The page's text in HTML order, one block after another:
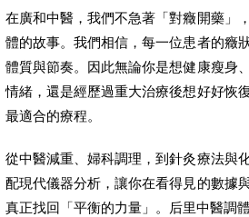
在廣和中醫，我們不急著「對癥開藥」
體的故事。我們相信，每一位患者的癥
體質與節奏。因此無論你是想健康瘦身
情緒，還是經歷過重大治療後想好好恢
最適合的療程。
從中醫減重、婦科調理，到針灸療法與
配現代儀器分析，讓你在看得見的數據
真正找回「平衡的力量」。后里中醫調